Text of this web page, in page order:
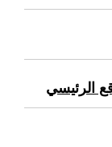
الرئيسي